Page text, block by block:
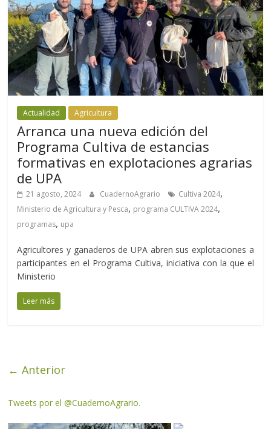
Actualidad Agricultura
Arranca una nueva edición del
Programa Cultiva de estancias
formativas en explotaciones agrarias
de UPA
21 agosto, 2024 CuadernoAgrario Cultiva 2024,
Ministerio de Agricultura y Pesca, programa CULTIVA 2024,
programas, upa
Agricultores y ganaderos de UPA abren sus explotaciones a
participantes en el Programa Cultiva, iniciativa con la que el
Ministerio
Leer más
← Anterior
Tweets por el @CuadernoAgrario.